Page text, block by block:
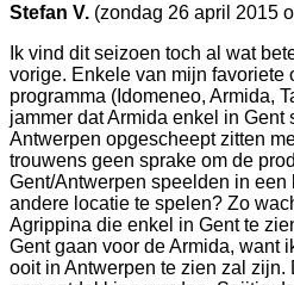
Stefan V. (zondag 26 april 2015
Ik vind dit seizoen toch al wat
vorige. Enkele van mijn favoriete
programma (Idomeneo, Armida,
jammer dat Armida enkel in Gent
Antwerpen opgescheept zitten
trouwens geen sprake om de
Gent/Antwerpen speelden in
andere locatie te spelen? Zo
Agrippina die enkel in Gent te
Gent gaan voor de Armida, want
ooit in Antwerpen te zien zal